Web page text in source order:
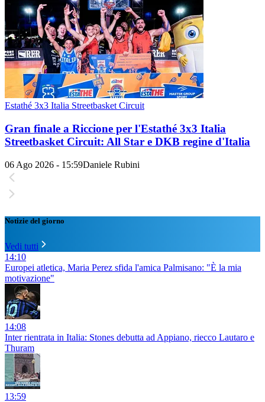
Estathé 3x3 Italia Streetbasket Circuit
Gran finale a Riccione per l'Estathé 3x3 Italia
Streetbasket Circuit: All Star e DKB regine d'Italia
06 Ago 2026 - 15:59Daniele Rubini
Notizie del giorno
Vedi tutti
14:10
Europei atletica, Maria Perez sfida l'amica Palmisano: "È la mia
motivazione"
14:08
Inter rientrata in Italia: Stones debutta ad Appiano, riecco Lautaro e
Thuram
13:59